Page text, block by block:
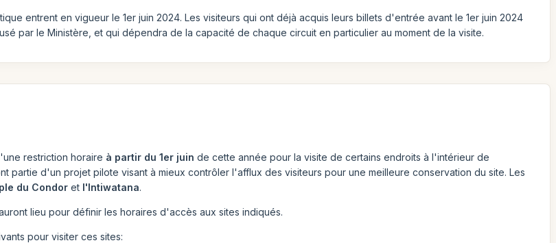
entrent en vigueur le 1er juin 2024. Les visiteurs qui ont déjà acquis leurs billets d'entrée avant le 1er juin 2024
par le Ministère, et qui dépendra de la capacité de chaque circuit en particulier au moment de la visite.
restriction horaire à partir du 1er juin de cette année pour la visite de certains endroits à l'intérieur de
partie d'un projet pilote visant à mieux contrôler l'afflux des visiteurs pour une meilleure conservation du site. Les
du Condor et l'Intiwatana.
lieu pour définir les horaires d'accès aux sites indiqués.
pour visiter ces sites: